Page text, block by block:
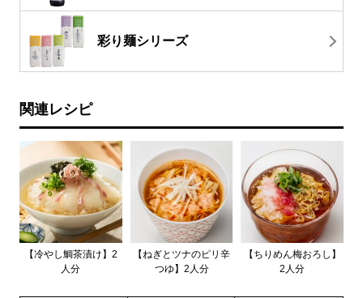
彩り麺シリーズ
関連レシピ
【冷やし鯛茶漬け】2
人分
【ねぎとツナのピリ辛
つゆ】2人分
【ちりめん梅おろし】
2人分